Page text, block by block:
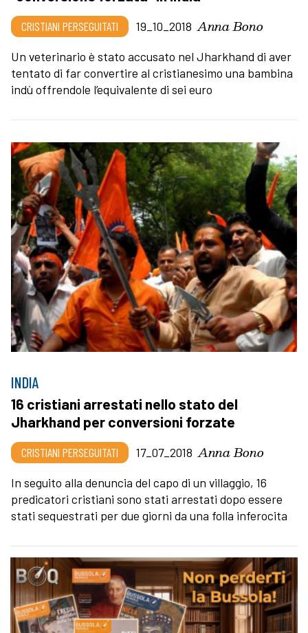
CRISTIANI PERSEGUITATI 19_10_2018 Anna Bono
Un veterinario è stato accusato nel Jharkhand di aver
tentato di far convertire al cristianesimo una bambina
indù offrendole l’equivalente di sei euro
INDIA
16 cristiani arrestati nello stato del
Jharkhand per conversioni forzate
CRISTIANI PERSEGUITATI 17_07_2018 Anna Bono
In seguito alla denuncia del capo di un villaggio, 16
predicatori cristiani sono stati arrestati dopo essere
stati sequestrati per due giorni da una folla inferocita